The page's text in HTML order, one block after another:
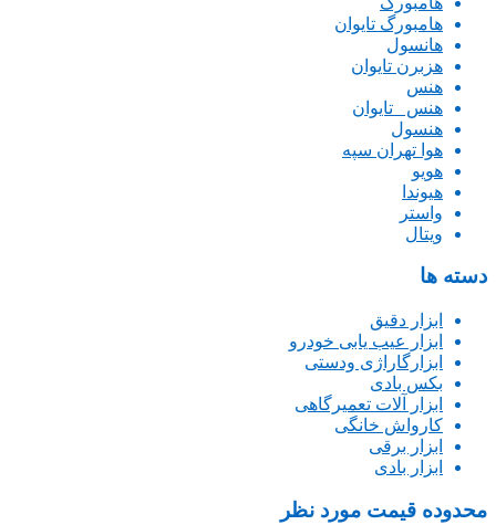
هامبورگ تایوان
هانسول
هزبرن تایوان
هنس
هنس _تایوان
هنسول
هوا تهران سپه
هویو
هیوندا
واستر
ویتال
دسته ها
ابزار دقیق
ابزار عیب یابی خودرو
ابزارگاراژی ودستی
بکس بادی
ابزار آلات تعمیرگاهی
کارواش خانگی
ابزار برقی
ابزار بادی
محدوده قیمت مورد نظر